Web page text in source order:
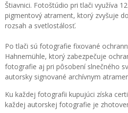
Štiavnici. Fotoštúdio pri tlači využíva
pigmentový atrament, ktorý zvyšuje
rozsah a svetlostálosť.
Po tlači sú fotografie fixované
Hahnemühle, ktorý zabezpečuje
fotografie aj pri pôsobení slnečného
autorsky signované archívnym
Ku každej fotografii kupujúci získa
každej autorskej fotografie je